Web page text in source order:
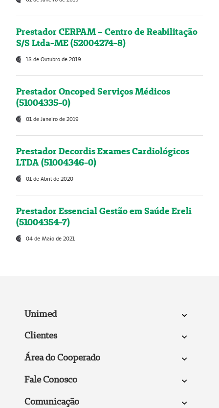
Prestador CERPAM – Centro de Reabilitação
S/S Ltda-ME (52004274-8)
18 de Outubro de 2019
Prestador Oncoped Serviços Médicos
(51004335-0)
01 de Janeiro de 2019
Prestador Decordis Exames Cardiológicos
LTDA (51004346-0)
01 de Abril de 2020
Prestador Essencial Gestão em Saúde Ereli
(51004354-7)
04 de Maio de 2021
Unimed
Clientes
Área do Cooperado
Fale Conosco
Comunicação